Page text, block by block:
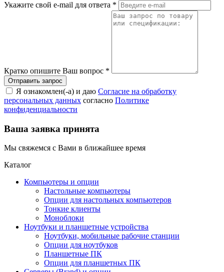
Укажите свой e-mail для ответа *
Кратко опишите Ваш вопрос *
Я ознакомлен(-а) и даю Согласие на обработку
персональных данных согласно Политике
конфиденциальности
Ваша заявка принята
Мы свяжемся с Вами в ближайшее время
Каталог
Компьютеры и опции
Настольные компьютеры
Опции для настольных компьютеров
Тонкие клиенты
Моноблоки
Ноутбуки и планшетные устройства
Ноутбуки, мобильные рабочие станции
Опции для ноутбуков
Планшетные ПК
Опции для планшетных ПК